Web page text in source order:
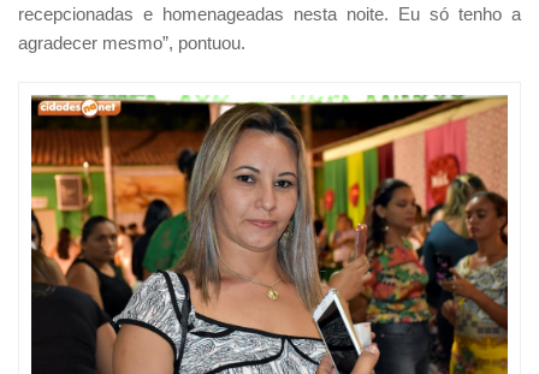
recepcionadas e homenageadas nesta noite. Eu só tenho a
agradecer mesmo”, pontuou.